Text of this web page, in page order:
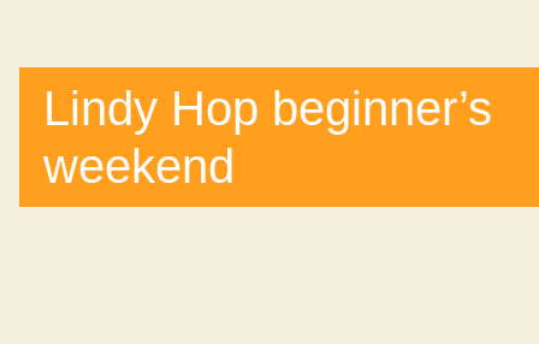
Lindy Hop beginner’s
weekend